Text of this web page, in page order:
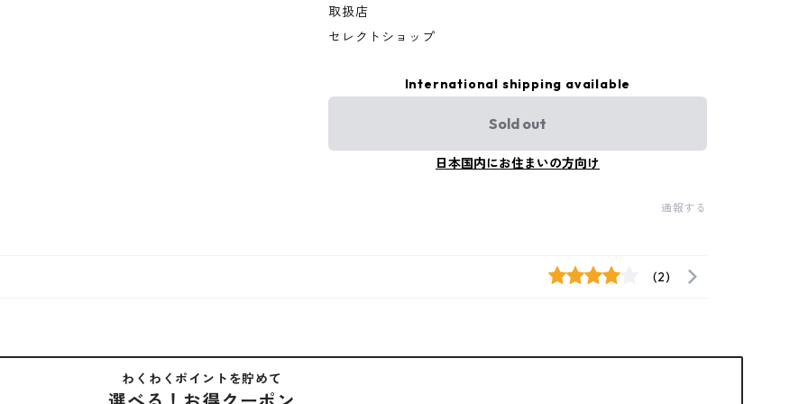
取扱店
セレクトショップ
International shipping available
Sold out
日本国内にお住まいの方向け
通報する
(2)
わくわくポイントを貯めて